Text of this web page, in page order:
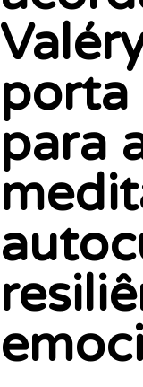
porta
para